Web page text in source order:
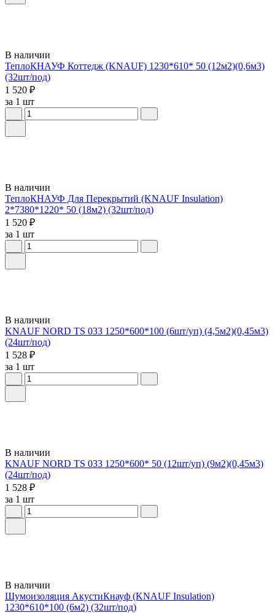
В наличии
ТеплоКНАУФ Коттедж (KNAUF) 1230*610* 50 (12м2)(0,6м3)
(32шт/под)
1 520 ₽
за 1 шт
В наличии
ТеплоКНАУФ Для Перекрытий (KNAUF Insulation)
2*7380*1220* 50 (18м2) (32шт/под)
1 520 ₽
за 1 шт
В наличии
KNAUF NORD TS 033 1250*600*100 (6шт/уп) (4,5м2)(0,45м3)
(24шт/под)
1 528 ₽
за 1 шт
В наличии
KNAUF NORD TS 033 1250*600* 50 (12шт/уп) (9м2)(0,45м3)
(24шт/под)
1 528 ₽
за 1 шт
В наличии
Шумоизоляция АкустиКнауф (KNAUF Insulation)
1230*610*100 (6м2) (32шт/под)